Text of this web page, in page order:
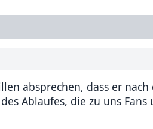
absprechen, dass er nach
Ablaufes, die zu uns